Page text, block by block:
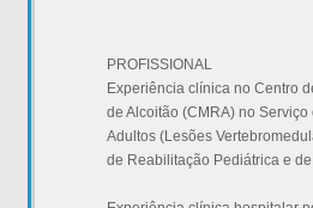
PROFISSIONAL
Experiência clínica no Centro
de Alcoitão (CMRA) no
Adultos (Lesões
de Reabilitação Pediátrica e